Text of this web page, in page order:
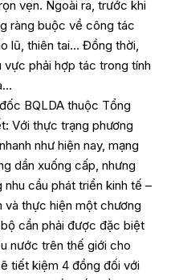
vẹn. Ngoài ra, trước khi
ràng buộc về công tác
lũ, thiên tai… Đồng thời,
vực phải hợp tác trong tính
BQLDA thuộc Tổng
Với thực trạng phương
như hiện nay, mạng
dần xuống cấp, nhưng
cầu phát triển kinh tế –
và thực hiện một chương
cần phải được đặc biệt
nước trên thế giới cho
tiết kiệm 4 đồng đối với